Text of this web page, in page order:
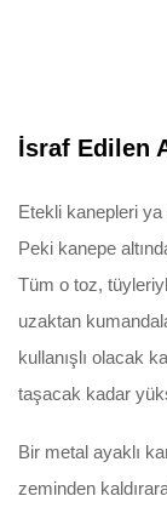
İsraf Edilen
Etekli kanepleri
Peki kanepe
Tüm o toz,
uzaktan
kullanışlı olacak
taşacak kadar
Bir metal ayaklı
zeminden